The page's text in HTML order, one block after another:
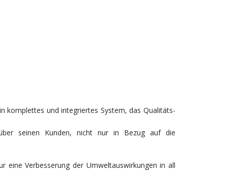
komplettes und integriertes System, das Qualitäts-
seinen Kunden, nicht nur in Bezug auf die
eine Verbesserung der Umweltauswirkungen in all